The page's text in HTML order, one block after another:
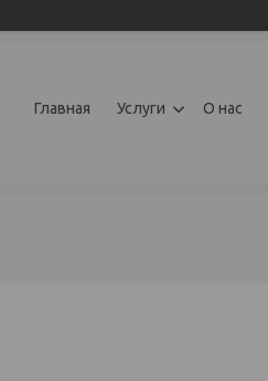
Главная Услуги О нас